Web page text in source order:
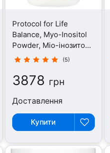
Protocol for Life
Balance, Myo-Inositol
Powder, Міо-інозитол,
454 г
(5)
3878 грн
Доставлення
Купити